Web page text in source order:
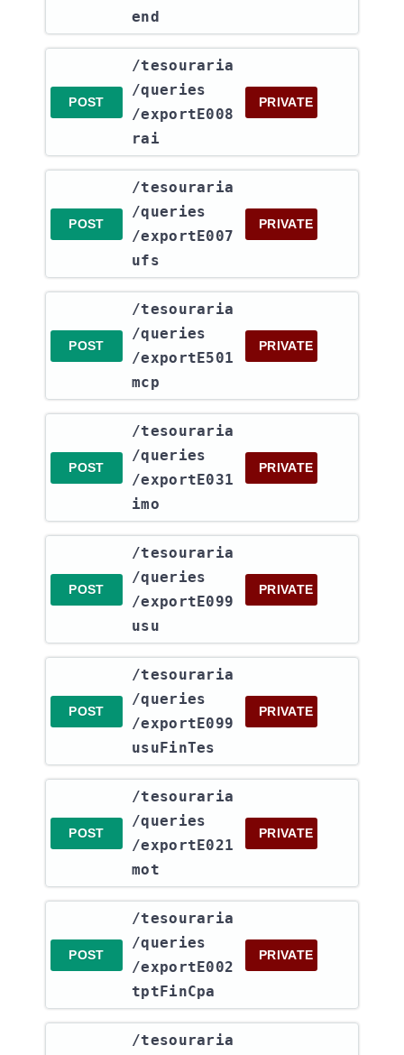
end
POST
​/tesouraria​
/queries​
/exportE008
rai
PRIVATE
POST
​/tesouraria​
/queries​
/exportE007
ufs
PRIVATE
POST
​/tesouraria​
/queries​
/exportE501
mcp
PRIVATE
POST
​/tesouraria​
/queries​
/exportE031
imo
PRIVATE
POST
​/tesouraria​
/queries​
/exportE099
usu
PRIVATE
POST
​/tesouraria​
/queries​
/exportE099
usuFinTes
PRIVATE
POST
​/tesouraria​
/queries​
/exportE021
mot
PRIVATE
POST
​/tesouraria​
/queries​
/exportE002
tptFinCpa
PRIVATE
​/tesouraria​